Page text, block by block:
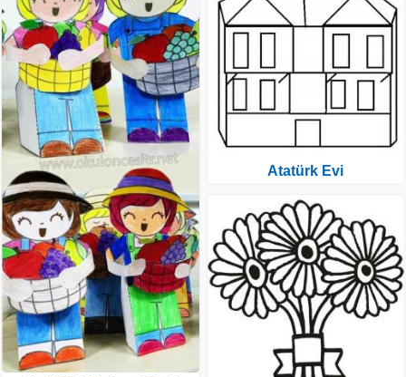
Atatürk Evi